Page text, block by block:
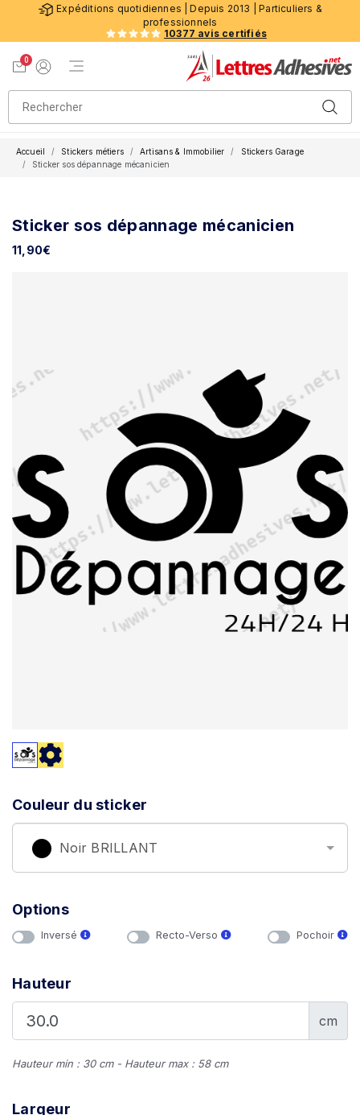
Expéditions quotidiennes | Depuis 2013 | Particuliers &
professionnels
10377 avis certifiés
0
Menu de navigation
Accueil Stickers métiers Artisans & Immobilier
Stickers Garage
Sticker sos dépannage mécanicien
Sticker sos dépannage mécanicien
11,90€
Couleur du sticker
Noir BRILLANT
Options
Inversé Recto-Verso Pochoir
Hauteur
cm
Hauteur min : 30 cm - Hauteur max : 58 cm
Largeur